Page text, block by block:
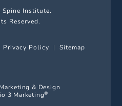
Spine Institute.
Reserved.
Privacy Policy Sitemap
& Design
3 Marketing®